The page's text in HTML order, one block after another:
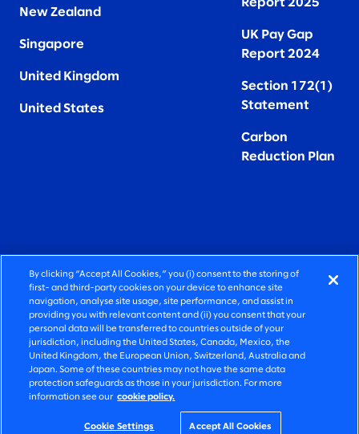
New Zealand
Singapore
United Kingdom
United States
Report 2025
UK Pay Gap
Report 2024
Section 172(1)
Statement
Carbon
Reduction Plan
FIERCELY HUMAN CONSULTING
©2026 SLALOM, INC. ALL RIGHTS RESERVED
PRIVACY POLICY
TERMS OF USE
COOKIE SETTINGS
ACCESSIBILITY STATEMENT
By clicking “Accept All Cookies,” you (i) consent to the storing of
first- and third-party cookies on your device to enhance site
navigation, analyse site usage, site performance, and assist in
providing you with relevant content and (ii) you consent that your
personal data will be transferred to countries outside of your
jurisdiction, including the United States, Canada, Mexico, the
United Kingdom, the European Union, Switzerland, Australia and
Japan. Some of these countries may not have the same data
protection safeguards as those in your jurisdiction. For more
information see our cookie policy.
Cookie Settings Accept All Cookies